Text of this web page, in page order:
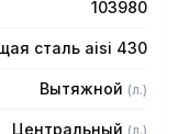
103980
сталь aisi 430
Вытяжной (л.)
Центральный (л.)